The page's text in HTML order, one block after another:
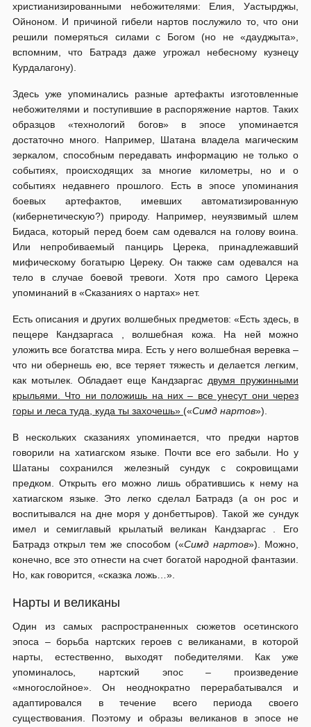
христианизированными небожителями: Елия, Уастырджы,
Ойноном. И причиной гибели нартов послужило то, что они
решили померяться силами с Богом (но не «дауджыта»,
вспомним, что Батрадз даже угрожал небесному кузнецу
Курдалагону).
Здесь уже упоминались разные артефакты изготовленные
небожителями и поступившие в распоряжение нартов. Таких
образцов «технологий богов» в эпосе упоминается
достаточно много. Например, Шатана владела магическим
зеркалом, способным передавать информацию не только о
событиях, происходящих за многие километры, но и о
событиях недавнего прошлого. Есть в эпосе упоминания
боевых артефактов, имевших автоматизированную
(кибернетическую?) природу. Например, неуязвимый шлем
Бидаса, который перед боем сам одевался на голову воина.
Или непробиваемый панцирь Церека, принадлежавший
мифическому богатырю Цереку. Он также сам одевался на
тело в случае боевой тревоги. Хотя про самого Церека
упоминаний в «Сказаниях о нартах» нет.
Есть описания и других волшебных предметов: «Есть здесь, в
пещере Кандзаргаса , волшебная кожа. На ней можно
уложить все богатства мира. Есть у него волшебная веревка –
что ни обернешь ею, все теряет тяжесть и делается легким,
как мотылек. Обладает еще Кандзаргас двумя пружинными
крыльями. Что ни положишь на них – все унесут они через
горы и леса туда, куда ты захочешь» («Симд нартов»).
В нескольких сказаниях упоминается, что предки нартов
говорили на хатиагском языке. Почти все его забыли. Но у
Шатаны сохранился железный сундук с сокровищами
предком. Открыть его можно лишь обратившись к нему на
хатиагском языке. Это легко сделал Батрадз (а он рос и
воспитывался на дне моря у донбеттыров). Такой же сундук
имел и семиглавый крылатый великан Кандзаргас . Его
Батрадз открыл тем же способом («Симд нартов»). Можно,
конечно, все это отнести на счет богатой народной фантазии.
Но, как говорится, «сказка ложь…».
Нарты и великаны
Один из самых распространенных сюжетов осетинского
эпоса – борьба нартских героев с великанами, в которой
нарты, естественно, выходят победителями. Как уже
упоминалось, нартский эпос – произведение
«многослойное». Он неоднократно перерабатывался и
адаптировался в течение всего периода своего
существования. Поэтому и образы великанов в эпосе не